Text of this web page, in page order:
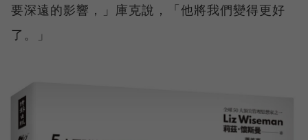
要深遠的影響，」庫克說，「他將我們變得更好
了。」